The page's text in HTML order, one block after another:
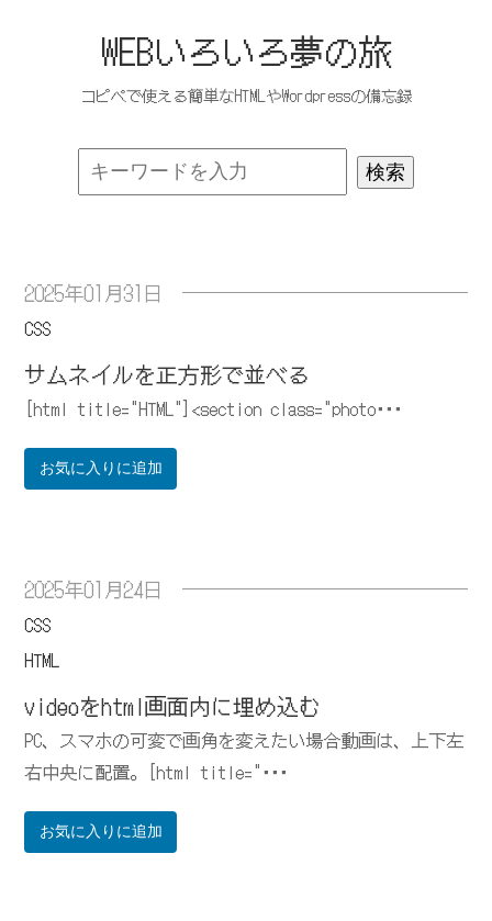
WEBいろいろ夢の旅
コピペで使える簡単なHTMLやWordpressの備忘録
2025年01月31日
CSS
サムネイルを正方形で並べる
[html title="HTML"]<section class="photo･･･
お気に入りに追加
2025年01月24日
CSS
HTML
videoをhtml画面内に埋め込む
PC、スマホの可変で画角を変えたい場合動画は、上下左
右中央に配置。[html title="･･･
お気に入りに追加